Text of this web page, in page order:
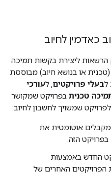
כאדמין לחיוב
הרשאות ליצירת בקשות תמיכה
או בנושא חיוב) מבוססת
לבעלי פרויקטים, לעורכי
טכנית בפרויקט שמקושר
שמשויך לחשבון לחיוב:
אוטומטית את
בפרויקט הזה.
החדש באמצעות
האחרים של